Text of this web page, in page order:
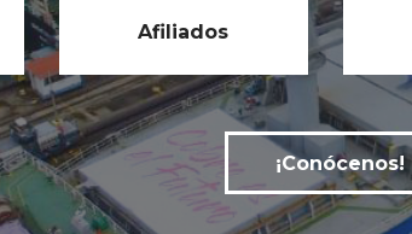
¡Conócenos!
Afiliados